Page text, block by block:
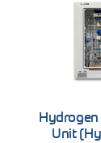
Hydrogen
Unit